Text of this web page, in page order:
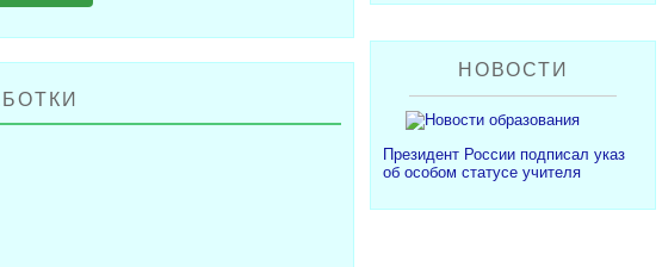
НОВОСТИ
Президент России подписал указ
об особом статусе учителя